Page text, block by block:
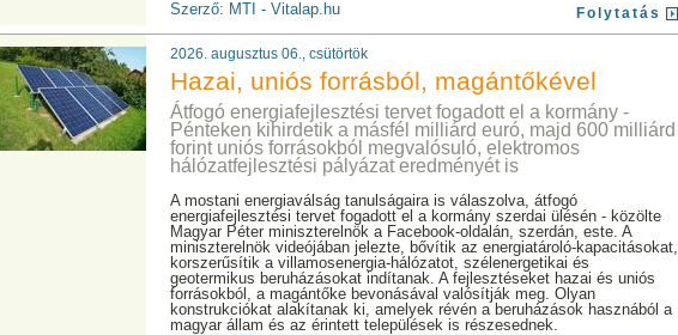
Szerző: MTI - Vitalap.hu
Folytatás
2026. augusztus 06., csütörtök
Hazai, uniós forrásból, magántőkével
Átfogó energiafejlesztési tervet fogadott el a kormány -
Pénteken kihirdetik a másfél milliárd euró, majd 600 milliárd
forint uniós forrásokból megvalósuló, elektromos
hálózatfejlesztési pályázat eredményét is
A mostani energiaválság tanulságaira is válaszolva, átfogó
energiafejlesztési tervet fogadott el a kormány szerdai ülésén - közölte
Magyar Péter miniszterelnök a Facebook-oldalán, szerdán, este. A
miniszterelnök videójában jelezte, bővítik az energiatároló-kapacitásokat,
korszerűsítik a villamosenergia-hálózatot, szélenergetikai és
geotermikus beruházásokat indítanak. A fejlesztéseket hazai és uniós
forrásokból, a magántőke bevonásával valósítják meg. Olyan
konstrukciókat alakítanak ki, amelyek révén a beruházások hasznából a
magyar állam és az érintett települések is részesednek.